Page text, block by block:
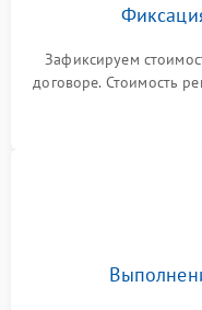
Зафиксируем
договоре. Стоимость